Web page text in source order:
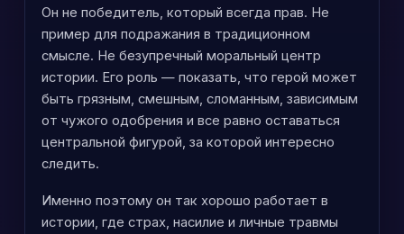
Он не победитель, который всегда прав. Не
пример для подражания в традиционном
смысле. Не безупречный моральный центр
истории. Его роль — показать, что герой может
быть грязным, смешным, сломанным, зависимым
от чужого одобрения и все равно оставаться
центральной фигурой, за которой интересно
следить.
Именно поэтому он так хорошо работает в
истории, где страх, насилие и личные травмы